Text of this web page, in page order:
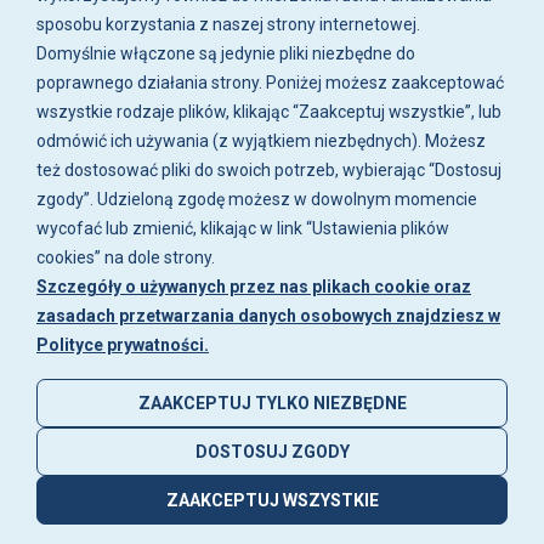
Ochrona
środowiska
umowy
Regulamin
sklepu
Wypisz się z
newslettera
Przechowalnia
Dekorujemy
wnętrze po
żeglarsku
Prezent dla
żeglarza
Promocje
© 2026 nautix.plSklep internetowy Shoper
sposobu korzystania z naszej strony internetowej.
Domyślnie włączone są jedynie pliki niezbędne do
poprawnego działania strony. Poniżej możesz zaakceptować
wszystkie rodzaje plików, klikając “Zaakceptuj wszystkie”, lub
odmówić ich używania (z wyjątkiem niezbędnych). Możesz
też dostosować pliki do swoich potrzeb, wybierając “Dostosuj
zgody”. Udzieloną zgodę możesz w dowolnym momencie
wycofać lub zmienić, klikając w link “Ustawienia plików
cookies” na dole strony.
Szczegóły o używanych przez nas plikach cookie oraz
zasadach przetwarzania danych osobowych znajdziesz w
Polityce prywatności.
ZAAKCEPTUJ TYLKO NIEZBĘDNE
DOSTOSUJ ZGODY
ZAAKCEPTUJ WSZYSTKIE